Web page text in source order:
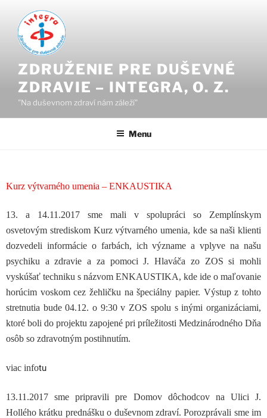
ZDRUŽENIE PRE DUŠEVNÉ
ZDRAVIE – INTEGRA, O. Z.
"Na duševnom zdraví nám záleží"
Menu
Kurz výtvarného umenia – ENKAUSTIKA
13. a 14.11.2017 sme mali v spolupráci so Zemplínskym
osvetovým strediskom Kurz výtvarného umenia, kde sa naši klienti
dozvedeli informácie o farbách, ich význame a vplyve na našu
psychiku a zdravie a za pomoci J. Hlaváča zo ZOS si mohli
vyskúšať techniku s názvom ENKAUSTIKA, kde ide o maľovanie
horúcim voskom cez žehličku na špeciálny papier. Výstup z tohto
stretnutia bude 04.12. o 9:30 v ZOS spolu s inými organizáciami,
ktoré boli do projektu zapojené pri príležitosti Medzinárodného Dňa
osôb so zdravotným postihnutím.
viac infotu
13.11.2017 sme pripravili pre Domov dôchodcov na Ulici J.
Hollého krátku prednášku o duševnom zdraví. Porozprávali sme im